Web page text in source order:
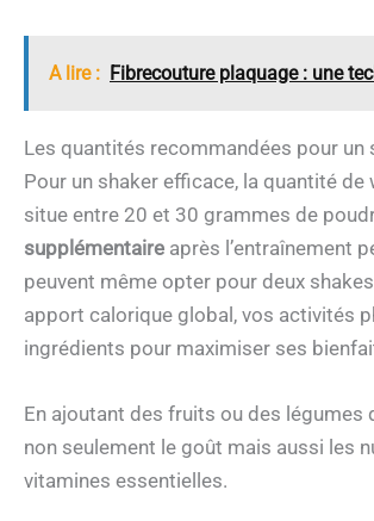
A lire : Fibrecouture plaquage : une
Les quantités recommandées pour un
Pour un shaker efficace, la quantité
situe entre 20 et 30 grammes de
supplémentaire après l’entraînement
peuvent même opter pour deux
apport calorique global, vos activités
ingrédients pour maximiser ses
En ajoutant des fruits ou des légumes
non seulement le goût mais aussi les
vitamines essentielles.